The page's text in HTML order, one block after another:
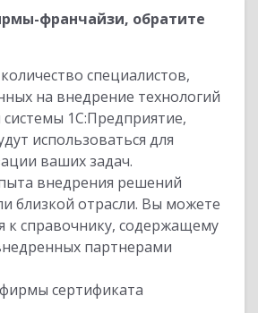
франчайзи, обратите
специалистов,
на внедрение технологий
1С:Предприятие,
использоваться для
ваших задач.
внедрения решений
близкой отрасли. Вы можете
к справочнику, содержащему
партнерами
сертификата